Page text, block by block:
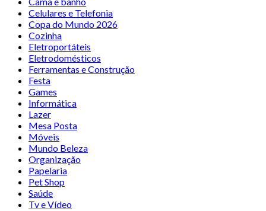
Celulares e Telefonia
Copa do Mundo 2026
Cozinha
Eletroportáteis
Eletrodomésticos
Ferramentas e Construção
Festa
Games
Informática
Lazer
Mesa Posta
Móveis
Mundo Beleza
Organização
Papelaria
Pet Shop
Saúde
Tv e Vídeo